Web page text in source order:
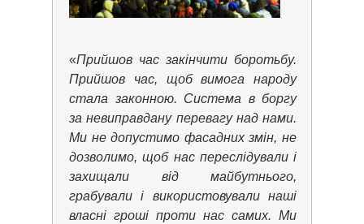
«Прийшов час закінчити боротьбу.
Прийшов час, щоб вимога народу
стала законною. Система в боргу
за невиправдану перевагу над нами.
Ми не допустимо фасадних змін, не
дозволимо, щоб нас переслідували і
захищали від майбутнього,
грабували і використовували наші
власні гроші проти нас самих. Ми